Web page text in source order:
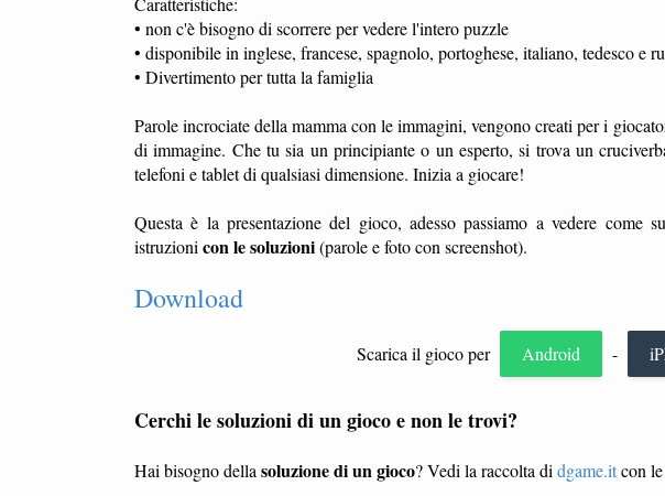
• non c'è bisogno di scorrere per vedere l'intero puzzle
• disponibile in inglese, francese, spagnolo, portoghese, italiano, tedesco e
• Divertimento per tutta la famiglia
Parole incrociate della mamma con le immagini, vengono creati per i
di immagine. Che tu sia un principiante o un esperto, si trova un
telefoni e tablet di qualsiasi dimensione. Inizia a giocare!
Questa è la presentazione del gioco, adesso passiamo a vedere come
istruzioni con le soluzioni(parole e foto con screenshot).
Download
Scarica il gioco per Android -
Cerchi le soluzioni di un gioco e non le trovi?
Hai bisogno della soluzione di un gioco? Vedi la raccolta di dgame.itcon